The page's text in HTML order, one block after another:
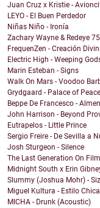
Juan Cruz x Kristie -
LEYO - El Buen Perdedor
Niñas Niño - Ironía
Zachary Wayne & Redeye
FrequenZen - Creación
Electric High - Weeping
Marin Esteban - Signs
Walk On Mars - Voodoo
Grydgaard - Palace of Peace
Beppe De Francesco -
John Harrison - Beyond
Eutrapelos - Little Prince
Sergio Freire - De Sevilla a
Josh Sturgeon - Silence
The Last Generation On
Midnight South x Erin
Slummy (Joshua Mohr) -
Miguel Kultura - Estilo
MICHA - Drunk (Acoustic)